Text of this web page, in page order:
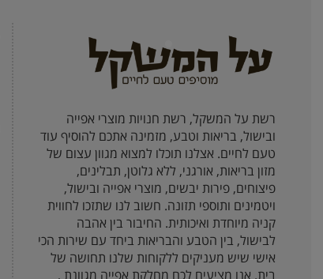
רשת על המשקל, רשת חנויות מוצרי אפייה
ובישול, בריאות וטבע, מזמינה אתכם להוסיף עוד
טעם לחיים. אצלנו תוכלו למצוא מגוון עצום של
מזון בריאות, אורגני, ללא גלוטן, תבלינים,
פיצוחים, פירות יבשים, מוצרי אפייה ובישול,
ויטמינים ותוספי תזונה. חשוב לנו שתזכו לחווית
קניה מיוחדת ואיכותית. החיבור בין אהבה
לבישול, בין הטבע והבריאות ביחד עם שירות הכי
אישי שיש מעניקים ללקוחות שלנו תחושה של
בית. אנו מציעים לכם מחלקת אפייה מגוונת ,